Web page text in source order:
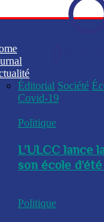
Éditorial Société
Covid-19
Politique
L’ULCC lance
son école
Politique